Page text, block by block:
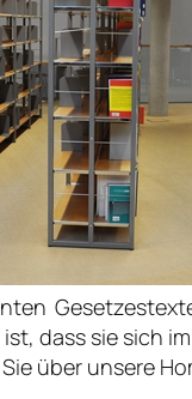
dass sie sich
über unsere